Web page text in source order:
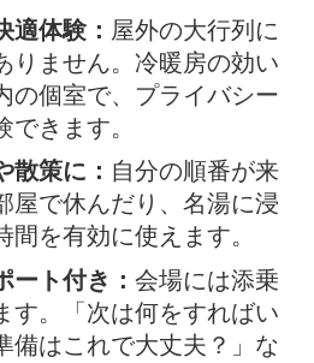
適体験： 屋外の大行列に
りません。冷暖房の効い
の個室で、プライバシー
できます。
散策に： 自分の順番が来
屋で休んだり、名湯に浸
間を有効に使えます。
ート付き：会場には添乗
す。「次は何をすればい
備はこれで大丈夫？」な